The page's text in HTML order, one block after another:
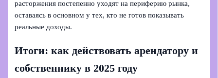
расторжения постепенно уходят на периферию рынка,
оставаясь в основном у тех, кто не готов показывать
реальные доходы.
Итоги: как действовать арендатору и
собственнику в 2025 году